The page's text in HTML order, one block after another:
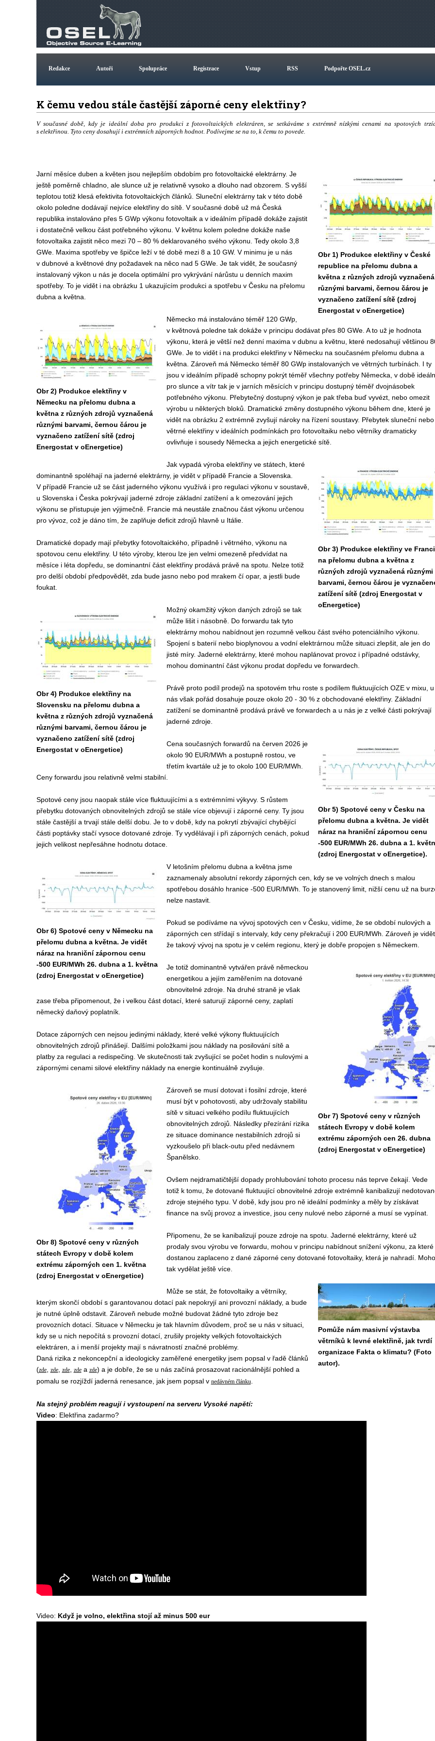
Redakce Autoři Spolupráce Registrace Vstup RSS Podpořte OSEL.cz
K čemu vedou stále častější záporné ceny elektřiny?
V současné době, kdy je ideální doba pro produkci z fotovoltaických elektráren, se setkáváme s extrémně nízkými cenami na spotových
s elektřinou. Tyto ceny dosahují i extrémních záporných hodnot. Podívejme se na to, k čemu to povede.
Obr 1) Produkce elektřiny v České
republice na přelomu dubna a
května z různých zdrojů vyznačená
různými barvami, černou čárou je
vyznačeno zatížení sítě (zdroj
Energostat v oEnergetice)
Jarní měsíce duben a květen jsou nejlepším obdobím pro fotovoltaické elektrárny. Je
ještě poměrně chladno, ale slunce už je relativně vysoko a dlouho nad obzorem. S vyšší
teplotou totiž klesá efektivita fotovoltaických článků. Sluneční elektrárny tak v této době
okolo poledne dodávají nejvíce elektřiny do sítě. V současné době už má Česká
republika instalováno přes 5 GWp výkonu fotovoltaik a v ideálním případě dokáže zajistit
i dostatečně velkou část potřebného výkonu. V květnu kolem poledne dokáže naše
fotovoltaika zajistit něco mezi 70 – 80 % deklarovaného svého výkonu. Tedy okolo 3,8
GWe. Maxima spotřeby ve špičce leží v té době mezi 8 a 10 GW. V minimu je u nás
v dubnové a květnové dny požadavek na něco nad 5 GWe. Je tak vidět, že současný
instalovaný výkon u nás je docela optimální pro vykrývání nárůstu u denních maxim
spotřeby. To je vidět i na obrázku 1 ukazujícím produkci a spotřebu v Česku na přelomu
dubna a května.
Obr 2) Produkce elektřiny v
Německu na přelomu dubna a
května z různých zdrojů vyznačená
různými barvami, černou čárou je
vyznačeno zatížení sítě (zdroj
Energostat v oEnergetice)
Německo má instalováno téměř 120 GWp,
v květnová poledne tak dokáže v principu dodávat přes 80 GWe. A to už je hodnota
výkonu, která je větší než denní maxima v dubnu a květnu, které nedosahují většinou
GWe. Je to vidět i na produkci elektřiny v Německu na současném přelomu dubna a
května. Zároveň má Německo téměř 80 GWp instalovaných ve větrných turbínách. I ty
jsou v ideálním případě schopny pokrýt téměř všechny potřeby Německa, v době
pro slunce a vítr tak je v jarních měsících v principu dostupný téměř dvojnásobek
potřebného výkonu. Přebytečný dostupný výkon je pak třeba buď vyvézt, nebo omezit
výrobu u některých bloků. Dramatické změny dostupného výkonu během dne, které je
vidět na obrázku 2 extrémně zvyšují nároky na řízení soustavy. Přebytek sluneční nebo
větrné elektřiny v ideálních podmínkách pro fotovoltaiku nebo větrníky dramaticky
ovlivňuje i sousedy Německa a jejich energetické sítě.
Obr 3) Produkce elektřiny ve
na přelomu dubna a května z
různých zdrojů vyznačená různými
barvami, černou čárou je
zatížení sítě (zdroj Energostat v
oEnergetice)
Jak vypadá výroba elektřiny ve státech, které
dominantně spoléhají na jaderné elektrárny, je vidět v případě Francie a Slovenska.
V případě Francie už se část jaderného výkonu využívá i pro regulaci výkonu v soustavě,
u Slovenska i Česka pokrývají jaderné zdroje základní zatížení a k omezování jejich
výkonu se přistupuje jen výjimečně. Francie má neustále značnou část výkonu určenou
pro vývoz, což je dáno tím, že zaplňuje deficit zdrojů hlavně u Itálie.
Dramatické dopady mají přebytky fotovoltaického, případně i větrného, výkonu na
spotovou cenu elektřiny. U této výroby, kterou lze jen velmi omezeně předvídat na
měsíce i léta dopředu, se dominantní část elektřiny prodává právě na spotu. Nelze totiž
pro delší období předpovědět, zda bude jasno nebo pod mrakem čí opar, a jestli bude
foukat.
Obr 4) Produkce elektřiny na
Slovensku na přelomu dubna a
května z různých zdrojů vyznačená
různými barvami, černou čárou je
vyznačeno zatížení sítě (zdroj
Energostat v oEnergetice)
Možný okamžitý výkon daných zdrojů se tak
může lišit i násobně. Do forwardu tak tyto
elektrárny mohou nabídnout jen rozumně velkou část svého potenciálního výkonu.
Spojení s baterií nebo bioplynovou a vodní elektrárnou může situaci zlepšit, ale jen do
jisté míry. Jaderné elektrárny, které mohou naplánovat provoz i případné odstávky,
mohou dominantní část výkonu prodat dopředu ve forwardech.
Právě proto podíl prodejů na spotovém trhu roste s podílem fluktuujících OZE v mixu, u
nás však pořád dosahuje pouze okolo 20 - 30 % z obchodované elektřiny. Základní
zatížení se dominantně prodává právě ve forwardech a u nás je z velké části pokrývají
jaderné zdroje.
Obr 5) Spotové ceny v Česku na
přelomu dubna a května. Je vidět
náraz na hraniční zápornou cenu
-500 EUR/MWh 26. dubna a 1.
(zdroj Energostat v oEnergetice).
Cena současných forwardů na červen 2026 je
okolo 90 EUR/MWh a postupně rostou, ve
třetím kvartále už je to okolo 100 EUR/MWh.
Ceny forwardu jsou relativně velmi stabilní.
Spotové ceny jsou naopak stále více fluktuujícími a s extrémními výkyvy. S růstem
přebytku dotovaných obnovitelných zdrojů se stále více objevují i záporné ceny. Ty jsou
stále častější a trvají stále delší dobu. Je to v době, kdy na pokrytí zbývající chybějící
části poptávky stačí vysoce dotované zdroje. Ty vydělávají i při záporných cenách, pokud
jejich velikost nepřesáhne hodnotu dotace.
Obr 6) Spotové ceny v Německu na
přelomu dubna a května. Je vidět
náraz na hraniční zápornou cenu
-500 EUR/MWh 26. dubna a 1. května
(zdroj Energostat v oEnergetice)
V letošním přelomu dubna a května jsme
zaznamenaly absolutní rekordy záporných cen, kdy se ve volných dnech s malou
spotřebou dosáhlo hranice -500 EUR/MWh. To je stanovený limit, nižší cenu už na
nelze nastavit.
Pokud se podíváme na vývoj spotových cen v Česku, vidíme, že se období nulových a
záporných cen střídají s intervaly, kdy ceny překračují i 200 EUR/MWh. Zároveň je
že takový vývoj na spotu je v celém regionu, který je dobře propojen s Německem.
Obr 7) Spotové ceny v různých
státech Evropy v době kolem
extrému záporných cen 26. dubna
(zdroj Energostat v oEnergetice)
Je totiž dominantně vytvářen právě německou
energetikou a jejím zaměřením na dotované
obnovitelné zdroje. Na druhé straně je však
zase třeba připomenout, že i velkou část dotací, které saturují záporné ceny, zaplatí
německý daňový poplatník.
Dotace záporných cen nejsou jedinými náklady, které velké výkony fluktuujících
obnovitelných zdrojů přinášejí. Dalšími položkami jsou náklady na posilování sítě a
platby za regulaci a redispečing. Ve skutečnosti tak zvyšující se počet hodin s nulovými a
zápornými cenami silové elektřiny náklady na energie kontinuálně zvyšuje.
Obr 8) Spotové ceny v různých
státech Evropy v době kolem
extrému záporných cen 1. května
(zdroj Energostat v oEnergetice)
Zároveň se musí dotovat i fosilní zdroje, které
musí být v pohotovosti, aby udržovaly stabilitu
sítě v situaci velkého podílu fluktuujících
obnovitelných zdrojů. Následky přezírání rizika
ze situace dominance nestabilních zdrojů si
vyzkoušelo při black-outu před nedávnem
Španělsko.
Ovšem nejdramatičtější dopady prohlubování tohoto procesu nás teprve čekají. Vede
totiž k tomu, že dotované fluktuující obnovitelné zdroje extrémně kanibalizují
zdroje stejného typu. V době, kdy jsou pro ně ideální podmínky a měly by získávat
finance na svůj provoz a investice, jsou ceny nulové nebo záporné a musí se vypínat.
Připomenu, že se kanibalizují pouze zdroje na spotu. Jaderné elektrárny, které už
prodaly svou výrobu ve forwardu, mohou v principu nabídnout snížení výkonu, za které
dostanou zaplaceno z dané záporné ceny dotované fotovoltaiky, která je nahradí.
tak vydělat ještě více.
Pomůže nám masivní výstavba
větrníků k levné elektřině, jak tvrdí
organizace Fakta o klimatu? (Foto
autor).
Může se stát, že fotovoltaiky a větrníky,
kterým skončí období s garantovanou dotací pak nepokryjí ani provozní náklady, a bude
je nutné úplně odstavit. Zároveň nebude možné budovat žádné tyto zdroje bez
provozních dotací. Situace v Německu je tak hlavním důvodem, proč se u nás v situaci,
kdy se u nich nepočítá s provozní dotací, zrušily projekty velkých fotovoltaických
elektráren, a i menší projekty mají s návratností značné problémy.
Daná rizika z nekoncepční a ideologicky zaměřené energetiky jsem popsal v řadě článků
(zde, zde, zde, zdea zde) a je dobře, že se u nás začíná prosazovat racionálnější pohled a
pomalu se rozjíždí jaderná renesance, jak jsem popsal v nedávném článku.
Na stejný problém reagují i vystoupení na serveru Vysoké napětí:
Video: Elektřina zadarmo?
Video: Když je volno, elektřina stojí až minus 500 eur